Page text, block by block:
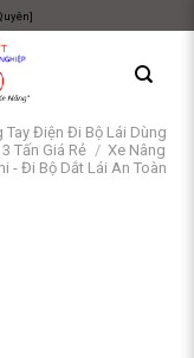
Điện Đi Bộ Lái Dùng
Tấn Giá Rẻ / Xe Nâng
- Đi Bộ Dắt Lái An Toàn